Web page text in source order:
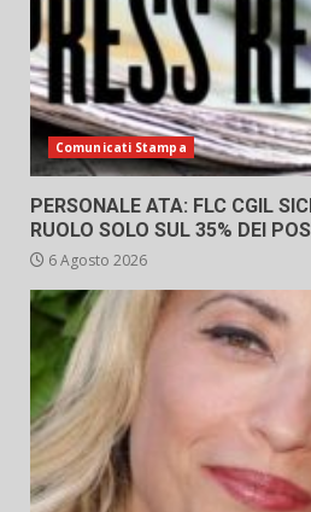
Comunicati Stampa
PERSONALE ATA: FLC CGIL
RUOLO SOLO SUL 35% DEI
6 Agosto 2026